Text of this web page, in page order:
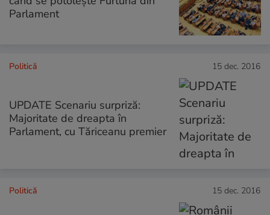
Parlament
Politică 15 dec. 2016
UPDATE Scenariu surpriză:
Majoritate de dreapta în
Parlament, cu Tăriceanu premier
Politică 15 dec. 2016